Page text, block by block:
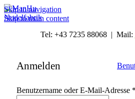
Skip to navigation
Skip to main content
Tel: +43 7235 88068 | Mail:
Anmelden
Benutzername oder E-Mail-Adresse *